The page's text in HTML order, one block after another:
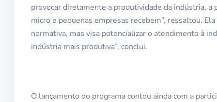
provocar diretamente a produtividade da indústria, a
micro e pequenas empresas recebem”, ressaltou.
normativa, mas visa potencializar o atendimento à
indústria mais produtiva”, conclui.
O lançamento do programa contou ainda com a